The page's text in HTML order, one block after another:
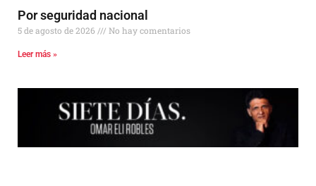
Por seguridad nacional
5 de agosto de 2026 No hay comentarios
Leer más »